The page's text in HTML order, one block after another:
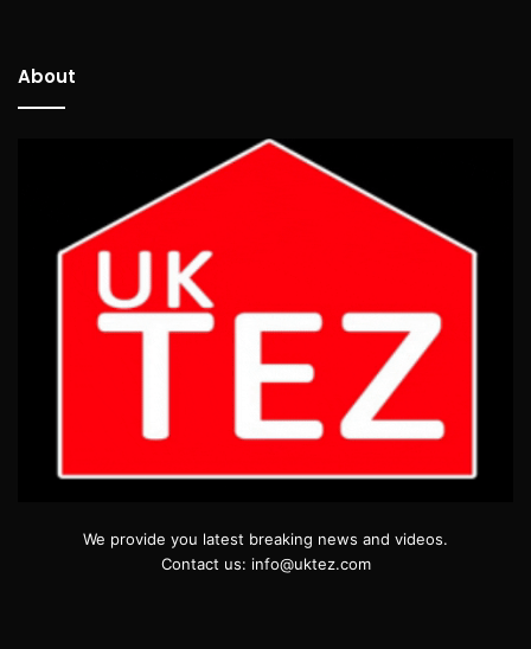
About
We provide you latest breaking news and videos.
Contact us: info@uktez.com